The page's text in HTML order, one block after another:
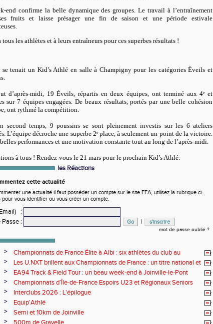
end confirme la belle dynamique des groupes. Le travail à l’entraînement
fruits et laisse présager une fin de saison et une période estivale
tous les athlètes et à leurs entraîneurs pour ces superbes résultats !
se tenait un Kid’s Athlé en salle à Champigny pour les catégories Éveils et
d’après-midi, 19 Éveils, répartis en deux équipes, ont terminé aux 4ᵉ et
sur 7 équipes engagées. De beaux résultats, portés par une belle cohésion
ont rythmé la compétition.
second temps, 9 poussins se sont pleinement investis sur les 6 ateliers
L’équipe décroche une superbe 2ᵉplace, à seulement un point de la victoire.
performances et une motivation constante tout au long de l’après-midi.
à tous ! Rendez-vous le 21 mars pour le prochain Kid’s Athlé.
les Réactions
cette actualité
une actualité il faut posséder un compte sur le site FFA, utilisez la rubrique ci-
pour vous identifier ou vous créer un compte.
:
Passe : |
mot de passe oublié ?
>
Championnats de France Élite à Albi : six athlètes du club au
rendez-vous de l'élite nationale
>
Les U.NXT brillent aux Championnats de France : un titre national et
une pluie de performances
>
EA94 Track & Field Tour : un beau week-end à Joinville-le-Pont
>
Championnats d’Île-de-France Espoirs U23 et Régionaux Seniors
>
Interclubs 2026 : L'épilogue
>
Equip'Athlé
>
Semi et 10km de Joinville
>
500m de Gravelle